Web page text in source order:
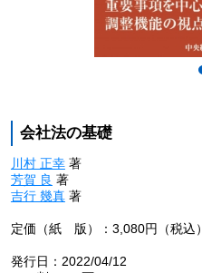
会社法の基礎
川村 正幸著
芳賀 良 著
吉行 幾真著
定価（紙 版）：3,080円（税込）
発行日：2022/04/12